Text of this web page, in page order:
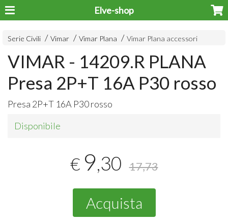
Elve-shop
Serie Civili Vimar Vimar Plana Vimar Plana accessori
VIMAR - 14209.R PLANA
Presa 2P+T 16A P30 rosso
Presa 2P+T 16A P30 rosso
Disponibile
€ 9,30 17,73
Acquista